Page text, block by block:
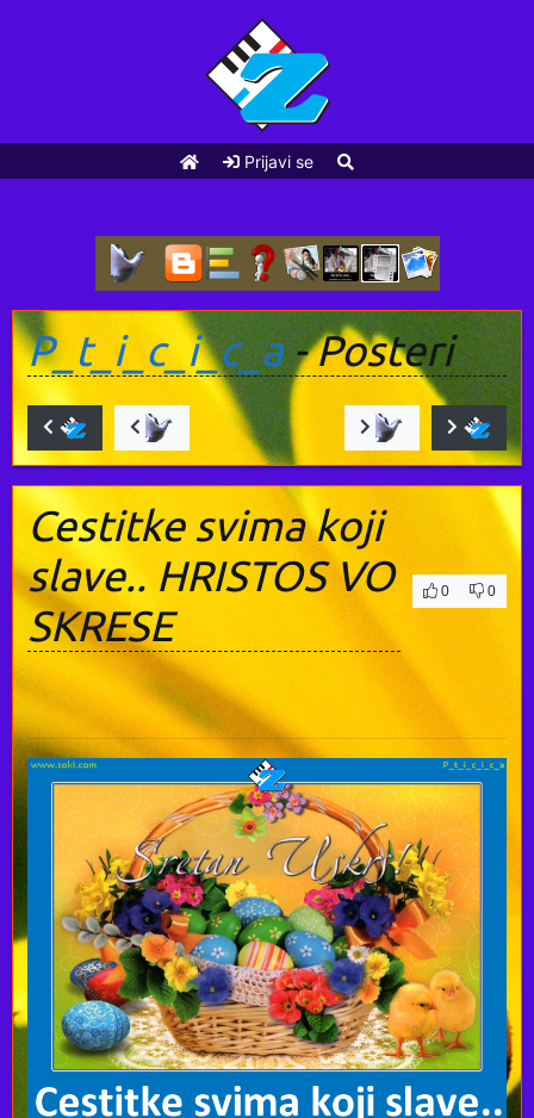
Prijavi se
P_t_i_c_i_c_a- Posteri
Cestitke svima koji
slave.. HRISTOS VO
SKRESE
0 0